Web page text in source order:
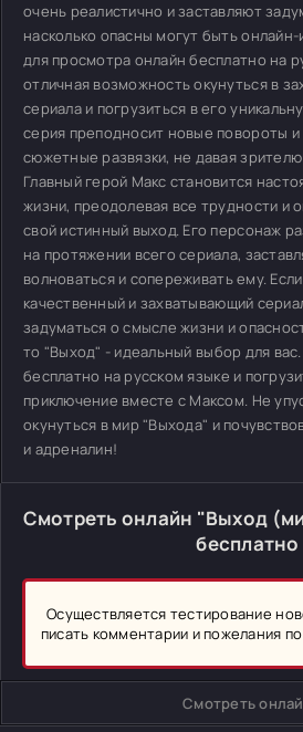
очень реалистично и заставляют
насколько опасны могут быть
для просмотра онлайн бесплатно на
отличная возможность окунуться в
сериала и погрузиться в его
серия преподносит новые повороты
сюжетные развязки, не давая
Главный герой Макс становится
жизни, преодолевая все трудности и
свой истинный выход. Его персонаж
на протяжении всего сериала,
волноваться и сопереживать ему.
качественный и захватывающий
задуматься о смысле жизни и
то "Выход" - идеальный выбор для
бесплатно на русском языке и
приключение вместе с Максом. Не
окунуться в мир "Выхода" и
и адреналин!
Смотреть онлайн "Выход
бесплатно
Осуществляется тестирование
писать комментарии и пожелания
Смотреть